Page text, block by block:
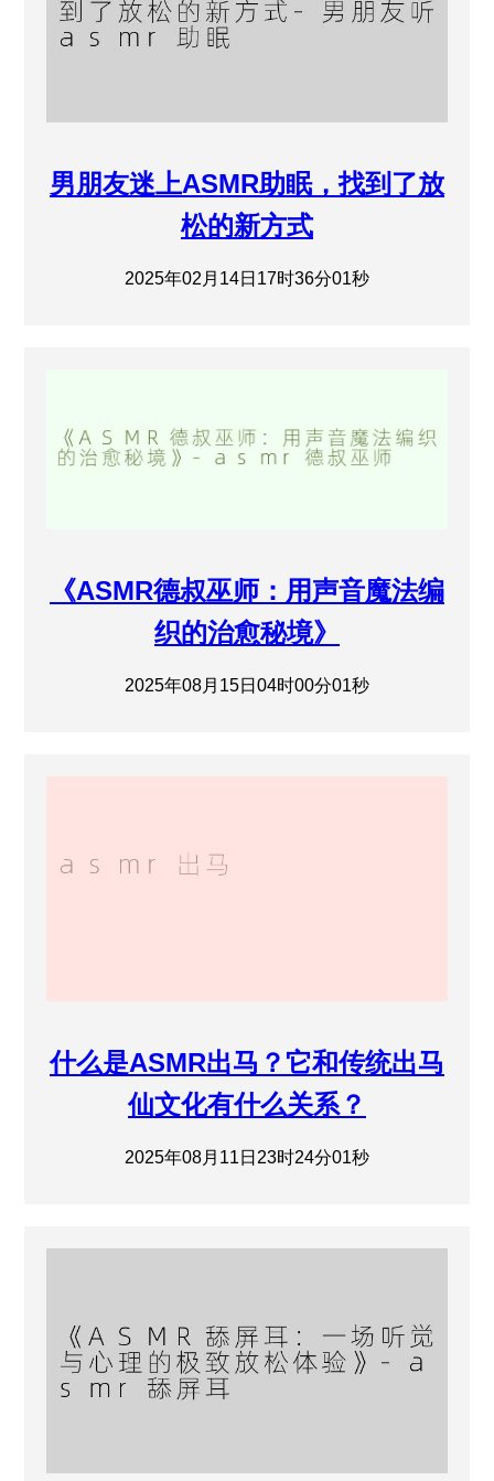
男朋友迷上ASMR助眠，找到了放
松的新方式
2025年02月14日17时36分01秒
《ASMR德叔巫师：用声音魔法编
织的治愈秘境》
2025年08月15日04时00分01秒
什么是ASMR出马？它和传统出马
仙文化有什么关系？
2025年08月11日23时24分01秒